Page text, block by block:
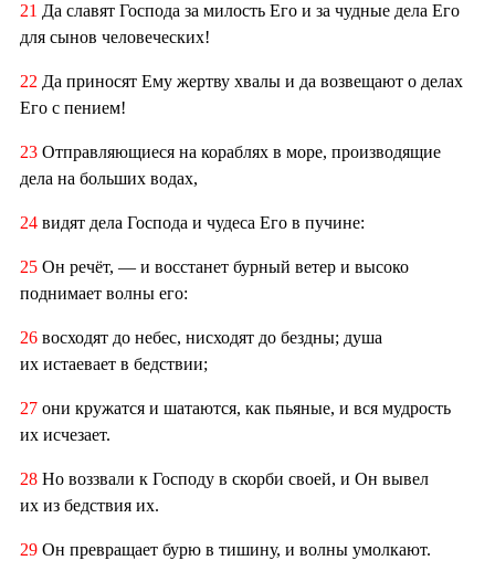
21 Да славят Господа за милость Его и за чудные дела Его
для сынов человеческих!
22 Да приносят Ему жертву хвалы и да возвещают о делах
Его с пением!
23 Отправляющиеся на кораблях в море, производящие
дела на больших водах,
24 видят дела Господа и чудеса Его в пучине:
25 Он речёт, — и восстанет бурный ветер и высоко
поднимает волны его:
26 восходят до небес, нисходят до бездны; душа
их истаевает в бедствии;
27 они кружатся и шатаются, как пьяные, и вся мудрость
их исчезает.
28 Но воззвали к Господу в скорби своей, и Он вывел
их из бедствия их.
29 Он превращает бурю в тишину, и волны умолкают.